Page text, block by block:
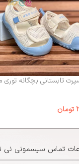
تابستانی بچگانه توری
تومان
تماس سیسمونی نی